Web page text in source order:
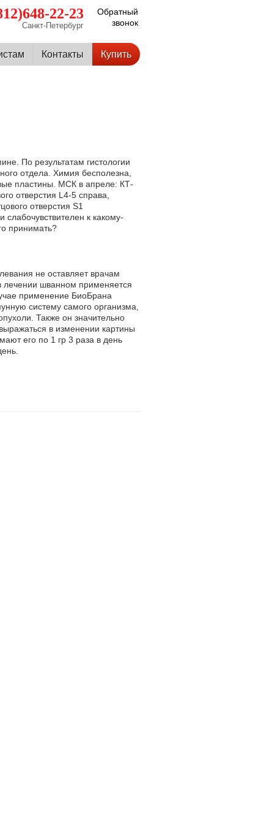
Обратный
звонок
22-23
Санкт-Петербург
Контакты Купить
По результатам гистологии
отдела. Химия бесполезна,
пластины. МСК в апреле: КТ-
отверстия L4-5 справа,
отверстия S1
к какому-
принимать?
не оставляет врачам
шванном применяется
применение БиоБрана
систему самого организма,
Также он значительно
в изменении картины
его по 1 гр 3 раза в день